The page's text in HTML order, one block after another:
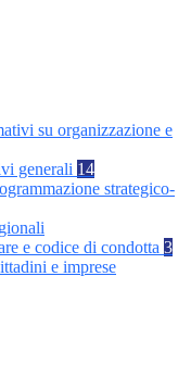
su organizzazione e
generali 14
strategico-
e codice di condotta 3
e imprese